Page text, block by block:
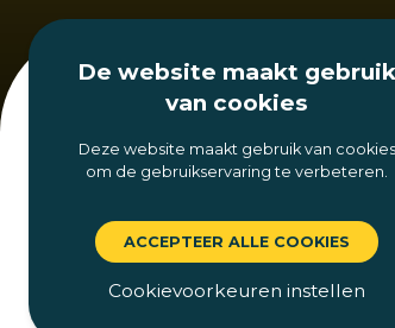
Tot
De website maakt gebruik
van cookies
Deze website maakt gebruik van cookies
om de gebruikservaring te verbeteren.
ACCEPTEER ALLE COOKIES
Cookievoorkeuren instellen